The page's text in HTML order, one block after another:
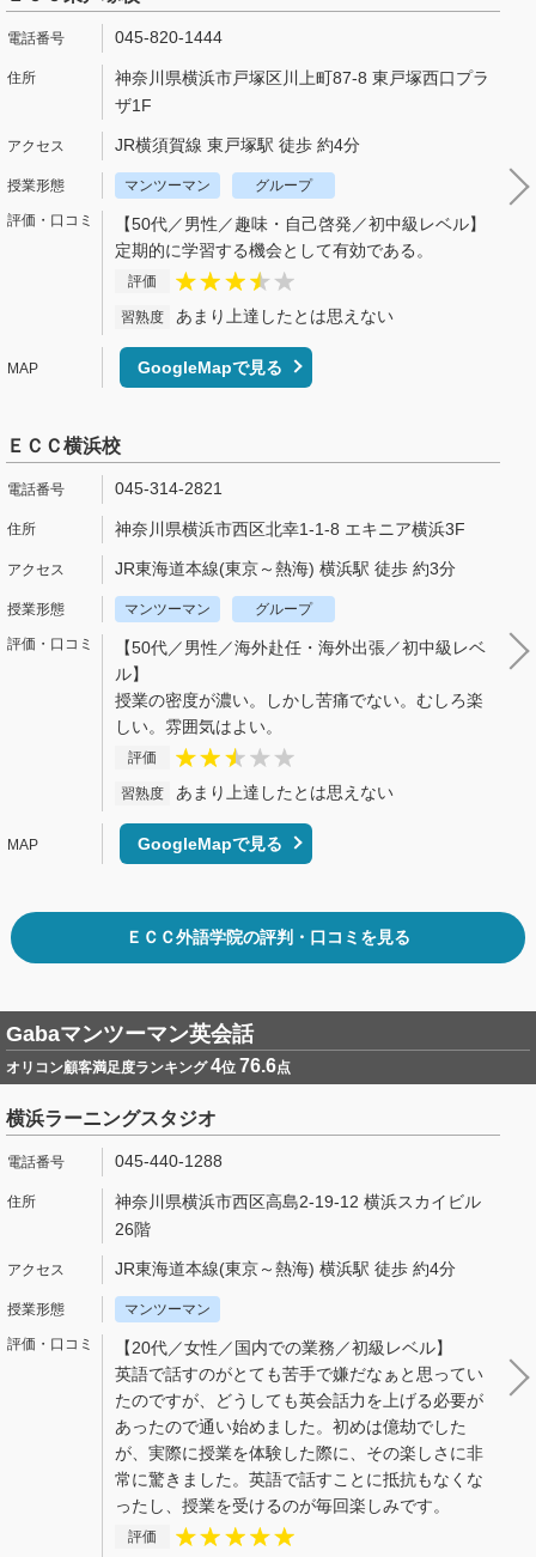
045-820-1444
神奈川県横浜市戸塚区川上町87-8 東戸塚西口プラ
ザ1F
JR横須賀線 東戸塚駅 徒歩 約4分
マンツーマン グループ
【50代／男性／趣味・自己啓発／初中級レベル】
定期的に学習する機会として有効である。
評価
習熟度 あまり上達したとは思えない
GoogleMapで見る
ＥＣＣ横浜校
045-314-2821
神奈川県横浜市西区北幸1-1-8 エキニア横浜3F
JR東海道本線(東京～熱海) 横浜駅 徒歩 約3分
マンツーマン グループ
【50代／男性／海外赴任・海外出張／初中級レベ
ル】
授業の密度が濃い。しかし苦痛でない。むしろ楽
しい。雰囲気はよい。
評価
習熟度 あまり上達したとは思えない
GoogleMapで見る
ＥＣＣ外語学院の評判・口コミを見る
Gabaマンツーマン英会話
オリコン顧客満足度ランキング4位 76.6点
横浜ラーニングスタジオ
045-440-1288
神奈川県横浜市西区高島2-19-12 横浜スカイビル
26階
JR東海道本線(東京～熱海) 横浜駅 徒歩 約4分
マンツーマン
【20代／女性／国内での業務／初級レベル】
英語で話すのがとても苦手で嫌だなぁと思ってい
たのですが、どうしても英会話力を上げる必要が
あったので通い始めました。初めは億劫でした
が、実際に授業を体験した際に、その楽しさに非
常に驚きました。英語で話すことに抵抗もなくな
ったし、授業を受けるのが毎回楽しみです。
評価